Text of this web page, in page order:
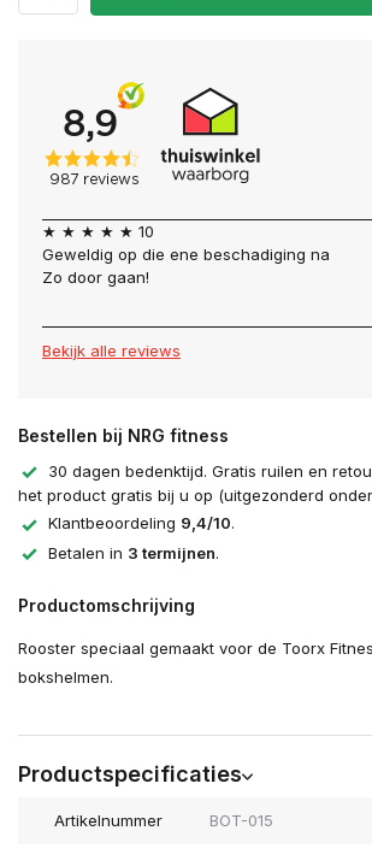
★ ★ ★ ★ ★ 10
Geweldig op die ene beschadiging na
Zo door gaan!
Bekijk alle reviews
Bestellen bij NRG fitness
30 dagen bedenktijd. Gratis ruilen en
het product gratis bij u op (uitgezonderd
Klantbeoordeling 9,4/10.
Betalen in 3 termijnen.
Productomschrijving
Rooster speciaal gemaakt voor de Toorx
bokshelmen.
Productspecificaties
Artikelnummer BOT-015